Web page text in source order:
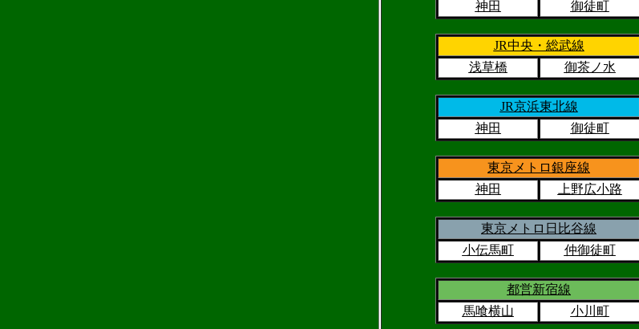
神田
御徒町
JR中央・総武線
浅草橋
御茶ノ水
JR京浜東北線
神田
御徒町
東京メトロ銀座線
神田
上野広小路
東京メトロ日比谷線
小伝馬町
仲御徒町
都営新宿線
馬喰横山
小川町